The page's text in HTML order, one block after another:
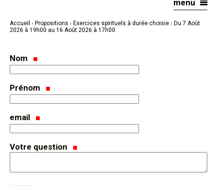
menu
Accueil › Propositions › Exercices spirituels à durée choisie › Du 7 Août
2026 à 19h00 au 16 Août 2026 à 17h00
Nom
Prénom
email
Votre question